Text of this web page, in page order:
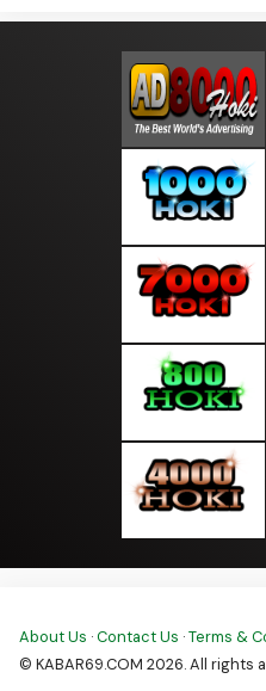
About Us ·Contact Us ·Terms &
© KABAR69.COM 2026. All rights